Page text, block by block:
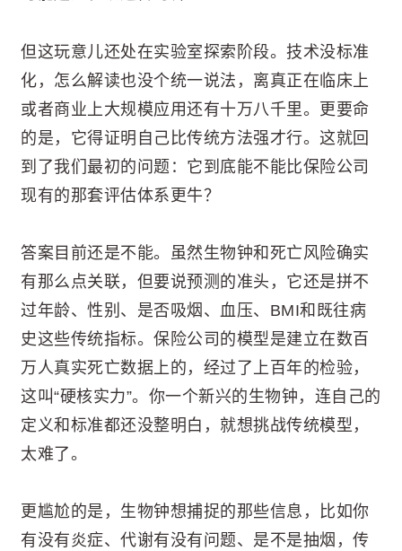
但这玩意儿还处在实验室探索阶段。技术没标准
化，怎么解读也没个统一说法，离真正在临床上
或者商业上大规模应用还有十万八千里。更要命
的是，它得证明自己比传统方法强才行。这就回
到了我们最初的问题：它到底能不能比保险公司
现有的那套评估体系更牛？
答案目前还是不能。虽然生物钟和死亡风险确实
有那么点关联，但要说预测的准头，它还是拼不
过年龄、性别、是否吸烟、血压、BMI和既往病
史这些传统指标。保险公司的模型是建立在数百
万人真实死亡数据上的，经过了上百年的检验，
这叫“硬核实力”。你一个新兴的生物钟，连自己的
定义和标准都还没整明白，就想挑战传统模型，
太难了。
更尴尬的是，生物钟想捕捉的那些信息，比如你
有没有炎症、代谢有没有问题、是不是抽烟，传